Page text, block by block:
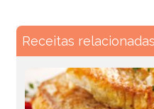
Receitas relacionadas